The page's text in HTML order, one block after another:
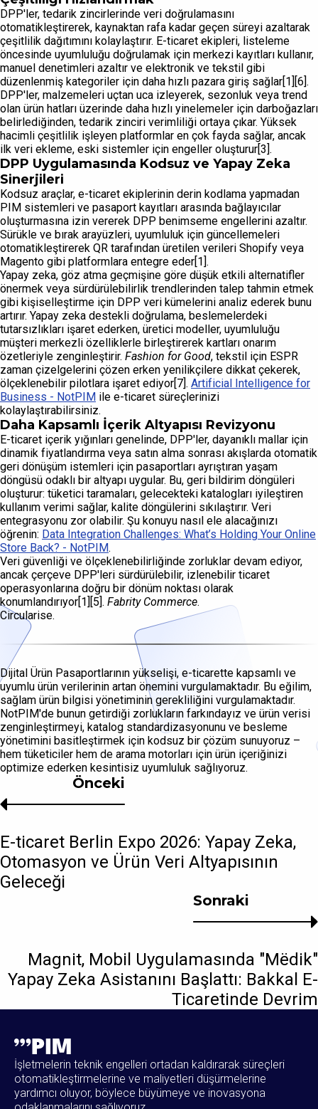
DPP'ler, tedarik zincirlerinde veri doğrulamasını
otomatikleştirerek, kaynaktan rafa kadar geçen süreyi azaltarak
çeşitlilik dağıtımını kolaylaştırır. E-ticaret ekipleri, listeleme
öncesinde uyumluluğu doğrulamak için merkezi kayıtları kullanır,
manuel denetimleri azaltır ve elektronik ve tekstil gibi
düzenlenmiş kategoriler için daha hızlı pazara giriş sağlar[1][6].
DPP'ler, malzemeleri uçtan uca izleyerek, sezonluk veya trend
olan ürün hatları üzerinde daha hızlı yinelemeler için darboğazları
belirlediğinden, tedarik zinciri verimliliği ortaya çıkar. Yüksek
hacimli çeşitlilik işleyen platformlar en çok fayda sağlar, ancak
ilk veri ekleme, eski sistemler için engeller oluşturur[3].
DPP Uygulamasında Kodsuz ve Yapay Zeka
Sinerjileri
Kodsuz araçlar, e-ticaret ekiplerinin derin kodlama yapmadan
PIM sistemleri ve pasaport kayıtları arasında bağlayıcılar
oluşturmasına izin vererek DPP benimseme engellerini azaltır.
Sürükle ve bırak arayüzleri, uyumluluk için güncellemeleri
otomatikleştirerek QR tarafından üretilen verileri Shopify veya
Magento gibi platformlara entegre eder[1].
Yapay zeka, göz atma geçmişine göre düşük etkili alternatifler
önermek veya sürdürülebilirlik trendlerinden talep tahmin etmek
gibi kişiselleştirme için DPP veri kümelerini analiz ederek bunu
artırır. Yapay zeka destekli doğrulama, beslemelerdeki
tutarsızlıkları işaret ederken, üretici modeller, uyumluluğu
müşteri merkezli özelliklerle birleştirerek kartları onarım
özetleriyle zenginleştirir. Fashion for Good, tekstil için ESPR
zaman çizelgelerini çözen erken yenilikçilere dikkat çekerek,
ölçeklenebilir pilotlara işaret ediyor[7]. Artificial Intelligence for
Business - NotPIM ile e-ticaret süreçlerinizi
kolaylaştırabilirsiniz.
Daha Kapsamlı İçerik Altyapısı Revizyonu
E-ticaret içerik yığınları genelinde, DPP'ler, dayanıklı mallar için
dinamik fiyatlandırma veya satın alma sonrası akışlarda otomatik
geri dönüşüm istemleri için pasaportları ayrıştıran yaşam
döngüsü odaklı bir altyapı uygular. Bu, geri bildirim döngüleri
oluşturur: tüketici taramaları, gelecekteki katalogları iyileştiren
kullanım verimi sağlar, kalite döngülerini sıkılaştırır. Veri
entegrasyonu zor olabilir. Şu konuyu nasıl ele alacağınızı
öğrenin: Data Integration Challenges: What’s Holding Your Online
Store Back? - NotPIM.
Veri güvenliği ve ölçeklenebilirliğinde zorluklar devam ediyor,
ancak çerçeve DPP'leri sürdürülebilir, izlenebilir ticaret
operasyonlarına doğru bir dönüm noktası olarak
konumlandırıyor[1][5]. Fabrity Commerce.
Circularise.
Dijital Ürün Pasaportlarının yükselişi, e-ticarette kapsamlı ve
uyumlu ürün verilerinin artan önemini vurgulamaktadır. Bu eğilim,
sağlam ürün bilgisi yönetiminin gerekliliğini vurgulamaktadır.
NotPIM'de bunun getirdiği zorlukların farkındayız ve ürün verisi
zenginleştirmeyi, katalog standardizasyonunu ve besleme
yönetimini basitleştirmek için kodsuz bir çözüm sunuyoruz –
hem tüketiciler hem de arama motorları için ürün içeriğinizi
optimize ederken kesintisiz uyumluluk sağlıyoruz.
Sonraki
Magnit, Mobil Uygulamasında "Mёdik"
Yapay Zeka Asistanını Başlattı: Bakkal E-
Ticaretinde Devrim
Önceki
E-ticaret Berlin Expo 2026: Yapay Zeka,
Otomasyon ve Ürün Veri Altyapısının
Geleceği
İşletmelerin teknik engelleri ortadan kaldırarak süreçleri
otomatikleştirmelerine ve maliyetleri düşürmelerine
yardımcı oluyor, böylece büyümeye ve inovasyona